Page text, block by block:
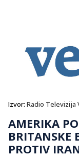
Izvor: Radio Televizija
AMERIKA
BRITANSKE
PROTIV